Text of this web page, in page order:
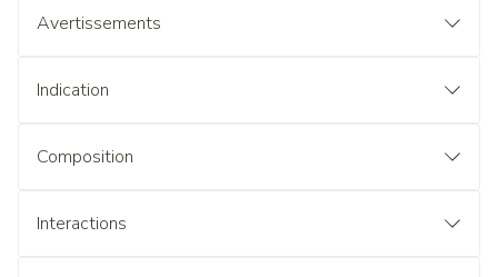
Avertissements
Indication
Composition
Interactions